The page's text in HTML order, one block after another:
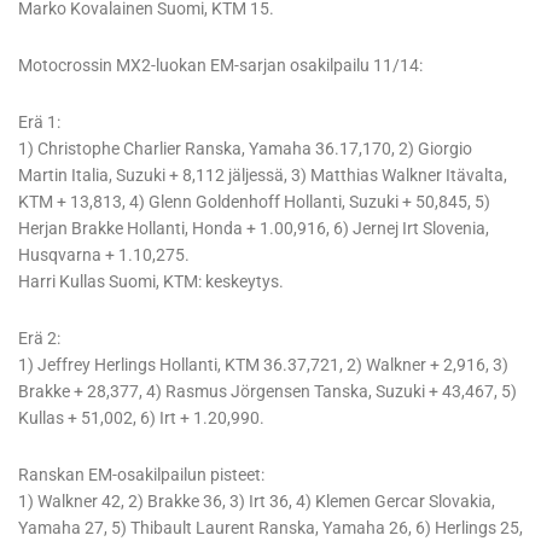
Marko Kovalainen Suomi, KTM 15.
Motocrossin MX2-luokan EM-sarjan osakilpailu 11/14:
Erä 1:
1) Christophe Charlier Ranska, Yamaha 36.17,170, 2) Giorgio
Martin Italia, Suzuki + 8,112 jäljessä, 3) Matthias Walkner Itävalta,
KTM + 13,813, 4) Glenn Goldenhoff Hollanti, Suzuki + 50,845, 5)
Herjan Brakke Hollanti, Honda + 1.00,916, 6) Jernej Irt Slovenia,
Husqvarna + 1.10,275.
Harri Kullas Suomi, KTM: keskeytys.
Erä 2:
1) Jeffrey Herlings Hollanti, KTM 36.37,721, 2) Walkner + 2,916, 3)
Brakke + 28,377, 4) Rasmus Jörgensen Tanska, Suzuki + 43,467, 5)
Kullas + 51,002, 6) Irt + 1.20,990.
Ranskan EM-osakilpailun pisteet:
1) Walkner 42, 2) Brakke 36, 3) Irt 36, 4) Klemen Gercar Slovakia,
Yamaha 27, 5) Thibault Laurent Ranska, Yamaha 26, 6) Herlings 25,